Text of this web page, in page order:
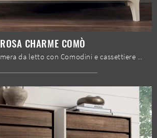
ROSA CHARME COMÒ